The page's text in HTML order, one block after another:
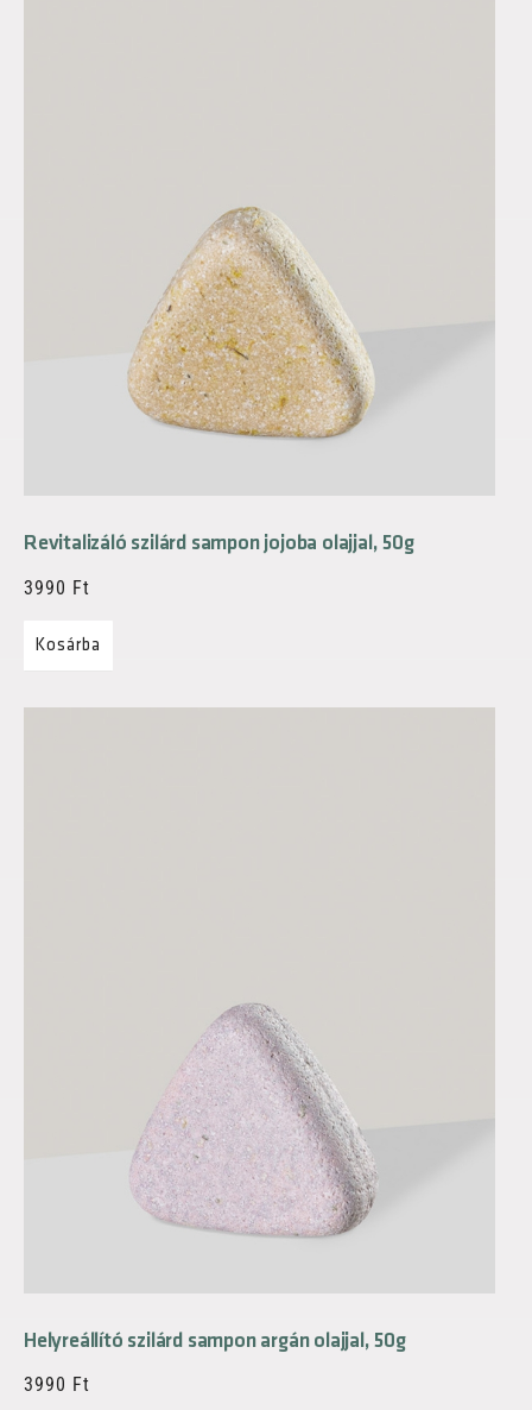
Revitalizáló szilárd sampon jojoba olajjal, 50g
3990 Ft
Kosárba
Helyreállító szilárd sampon argán olajjal, 50g
3990 Ft